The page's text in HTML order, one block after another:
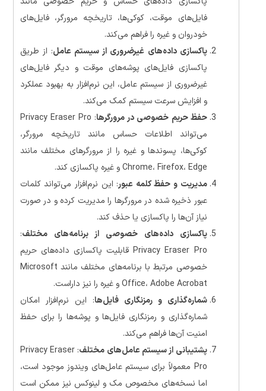
فایل‌های موقت، کوکی‌ها، تاریخچه مرورگر، فایل‌های
خودروان و غیره را فراهم می‌کند.
پاکسازی داده‌های غیرضروری از سیستم عامل: از طریق
پاکسازی فایل‌های پوشه‌های موقت و دیگر فایل‌های
غیرضروری از سیستم عامل، این نرم‌افزار به بهبود عملکرد
و افزایش سرعت سیستم کمک می‌کند.
حفظ حریم خصوصی در مرورگرها : Privacy Eraser Pro
می‌تواند اطلاعات حساس مانند تاریخچه مرورگر،
کوکی‌ها، پسوندها و غیره را از مرورگرهای مختلف مانند
Chrome، Firefox، Edge و غیره پاکسازی کند.
مدیریت و حفظ کلمه عبور: این نرم‌افزار می‌تواند کلمات
عبور ذخیره شده در مرورگرها را مدیریت کرده و در صورت
نیاز آن‌ها را پاکسازی یا حذف کند.
پاکسازی داده‌های خصوصی از برنامه‌های مختلف:
Privacy Eraser Pro قابلیت پاکسازی داده‌های حریم
خصوصی مرتبط با برنامه‌های مختلف مانند Microsoft
Office، Adobe Acrobat و غیره را نیز داراست.
شماره‌گذاری و رمزنگاری فایل‌ها: این نرم‌افزار امکان
شماره‌گذاری و رمزنگاری فایل‌ها و پوشه‌ها را برای حفظ
امنیت آن‌ها فراهم می‌کند.
پشتیبانی از سیستم عامل‌های مختلف : Privacy Eraser
Pro معمولاً برای سیستم عامل‌های ویندوز موجود است،
اما نسخه‌های مخصوص مک و لینوکس نیز ممکن است